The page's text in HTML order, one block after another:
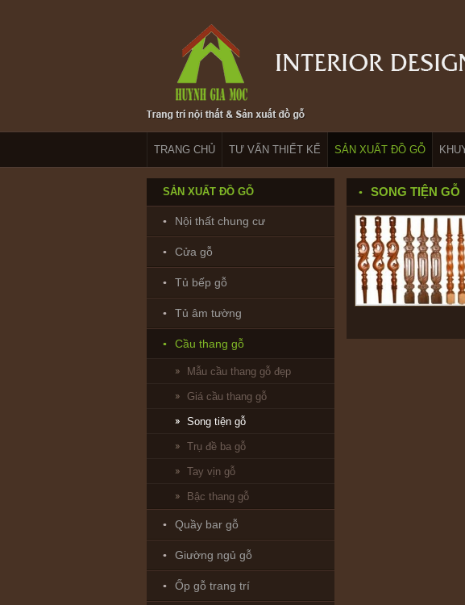
TRANG CHỦ TƯ VẤN THIẾT KẾ SẢN XUẤT ĐỒ GỖ
SẢN XUẤT ĐỒ GỖ
Nội thất chung cư
Cửa gỗ
Tủ bếp gỗ
Tủ âm tường
Cầu thang gỗ
Mẫu cầu thang gỗ đẹp
Giá cầu thang gỗ
Song tiện gỗ
Trụ đề ba gỗ
Tay vịn gỗ
Bậc thang gỗ
Quầy bar gỗ
Giường ngủ gỗ
Ốp gỗ trang trí
Bảo hành & Bảo trì_ Trường Giang:
SONG TIỆN GỖ